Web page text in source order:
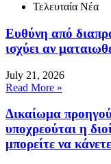
Τελευταία Νέα
Ευθύνη από
ισχύει αν
July 21, 2026
Read More »
Δικαίωμα
υποχρεούται η
μπορείτε να κάνετε